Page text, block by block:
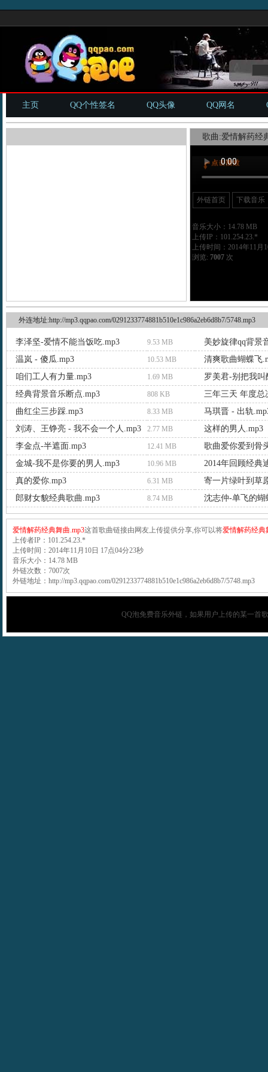
主页 QQ个性签名 QQ头像 QQ网名
歌曲:爱情解药经
外链首页 下载音乐
音乐大小：14.78 MB
上传IP：101.254.23.*
上传时间：2014年11月
浏览: 7007次
外连地址:http://mp3.qqpao.com/0291233774881b510e1c986a2eb6d8b7/5748.mp3
李泽坚-爱情不能当饭吃.mp3 9.53 MB
美妙旋律qq背景
温岚 - 傻瓜.mp3
10.53 MB
清爽歌曲蝴蝶飞
咱们工人有力量.mp3
1.69 MB
罗美君-别把我叫
经典背景音乐断点.mp3
808 KB
曲红尘三步踩.mp3 8.33 MB
马琪晋 - 出轨
刘涛、王铮亮 - 我不会一个人.mp3
2.77 MB
这样的男人.mp3
李金点-半遮面.mp3
12.41 MB
歌曲爱你爱到骨
金城-我不是你要的男人.mp3
10.96 MB
2014年回顾经典
真的爱你.mp3
6.31 MB
寄一片绿叶到草
郎财女貌经典歌曲.mp3
8.74 MB 沈志仲-单飞的蝴
爱情解药经典舞曲.mp3这首歌曲链接由网友上传提供分享,你可以将爱情解药经典
上传者IP：101.254.23.*
上传时间：2014年11月10日 17点04分23秒
音乐大小：14.78 MB
外链次数：7007次
外链地址：http://mp3.qqpao.com/0291233774881b510e1c986a2eb6d8b7/5748.mp3
QQ泡免费音乐外链，如果用户上传的某一首